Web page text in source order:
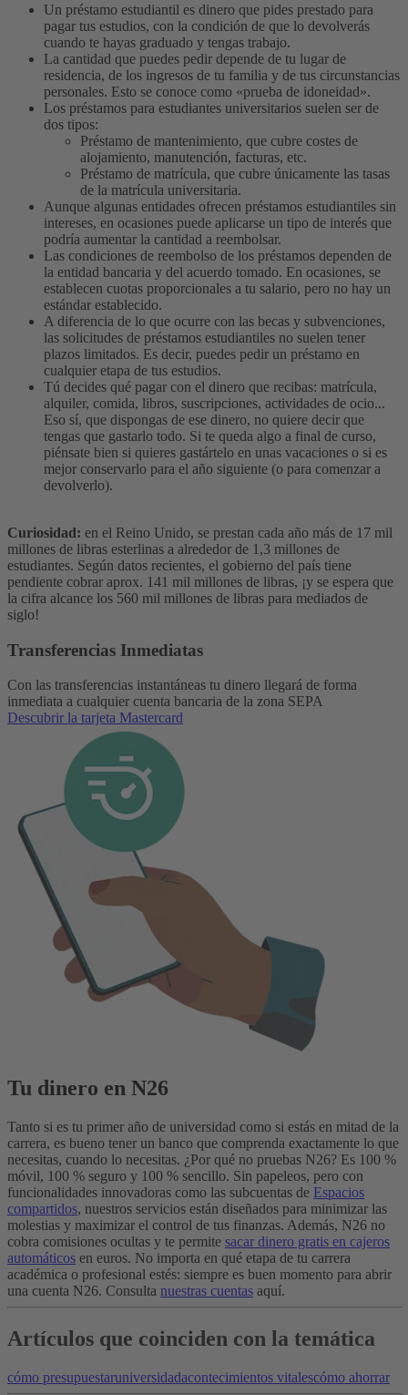
Un préstamo estudiantil es dinero que pides prestado para
pagar tus estudios, con la condición de que lo devolverás
cuando te hayas graduado y tengas trabajo.
La cantidad que puedes pedir depende de tu lugar de
residencia, de los ingresos de tu familia y de tus circunstancias
personales. Esto se conoce como «prueba de idoneidad».
Los préstamos para estudiantes universitarios suelen ser de
dos tipos:
Préstamo de mantenimiento, que cubre costes de
alojamiento, manutención, facturas, etc.
Préstamo de matrícula, que cubre únicamente las tasas
de la matrícula universitaria.
Aunque algunas entidades ofrecen préstamos estudiantiles sin
intereses, en ocasiones puede aplicarse un tipo de interés que
podría aumentar la cantidad a reembolsar.
Las condiciones de reembolso de los préstamos dependen de
la entidad bancaria y del acuerdo tomado. En ocasiones, se
establecen cuotas proporcionales a tu salario, pero no hay un
estándar establecido.
A diferencia de lo que ocurre con las becas y subvenciones,
las solicitudes de préstamos estudiantiles no suelen tener
plazos limitados. Es decir, puedes pedir un préstamo en
cualquier etapa de tus estudios.
Tú decides qué pagar con el dinero que recibas: matrícula,
alquiler, comida, libros, suscripciones, actividades de ocio...
Eso sí, que dispongas de ese dinero, no quiere decir que
tengas que gastarlo todo. Si te queda algo a final de curso,
piénsate bien si quieres gastártelo en unas vacaciones o si es
mejor conservarlo para el año siguiente (o para comenzar a
devolverlo).
Curiosidad: en el Reino Unido, se prestan cada año más de 17 mil
millones de libras esterlinas a alrededor de 1,3 millones de
estudiantes. Según datos recientes, el gobierno del país tiene
pendiente cobrar aprox. 141 mil millones de libras, ¡y se espera que
la cifra alcance los 560 mil millones de libras para mediados de
siglo!
Transferencias Inmediatas
Con las transferencias instantáneas tu dinero llegará de forma
inmediata a cualquier cuenta bancaria de la zona SEPA
Descubrir la tarjeta Mastercard
Tu dinero en N26
Tanto si es tu primer año de universidad como si estás en mitad de la
carrera, es bueno tener un banco que comprenda exactamente lo que
necesitas, cuando lo necesitas. ¿Por qué no pruebas N26? Es 100 %
móvil, 100 % seguro y 100 % sencillo. Sin papeleos, pero con
funcionalidades innovadoras como las subcuentas de Espacios
compartidos, nuestros servicios están diseñados para minimizar las
molestias y maximizar el control de tus finanzas. Además, N26 no
cobra comisiones ocultas y te permite sacar dinero gratis en cajeros
automáticos en euros. No importa en qué etapa de tu carrera
académica o profesional estés: siempre es buen momento para abrir
una cuenta N26. Consulta nuestras cuentas aquí.
Artículos que coinciden con la temática
cómo presupuestaruniversidadacontecimientos vitalescómo ahorrar